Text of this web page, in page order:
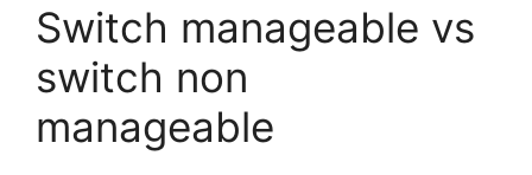
Switch manageable vs
switch non
manageable